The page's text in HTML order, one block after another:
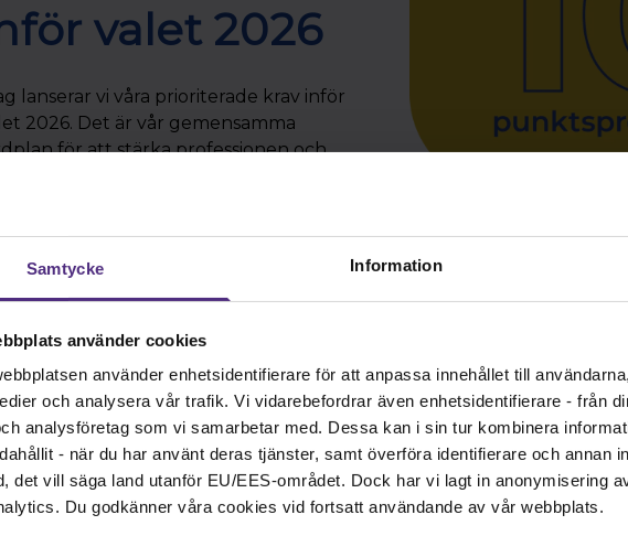
Samtycke Information
använder cookies
använder enhetsidentifierare för att anpassa innehållet till
och analysera vår trafik. Vi vidarebefordrar även enhetsidentifierare - från
analysföretag som vi samarbetar med. Dessa kan i sin tur kombinera
- när du har använt deras tjänster, samt överföra identifierare och annan
det vill säga land utanför EU/EES-området. Dock har vi lagt in anonymisering
Du godkänner våra cookies vid fortsatt användande av vår webbplats.
valet 2026
lanserar vi våra prioriterade krav inför
2026. Det är vår gemensamma
för att stärka professionen och
Dagen i